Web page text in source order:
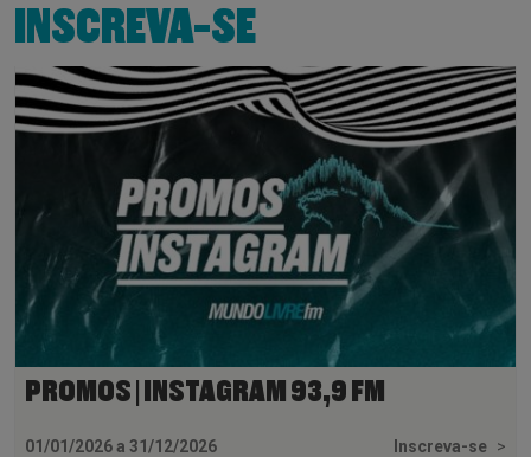
INSCREVA-SE
PROMOS | INSTAGRAM 93,9 FM
01/01/2026 a 31/12/2026 Inscreva-se >